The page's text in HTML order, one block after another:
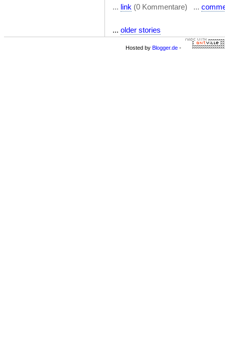
... link (0 Kommentare) ...
... older stories
Hosted by Blogger.de -